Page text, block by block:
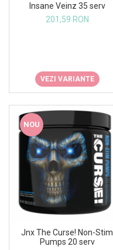
Insane Veinz 35 serv
201,59 RON
VEZI VARIANTE
NOU
Jnx The Curse! Non-Stim
Pumps 20 serv